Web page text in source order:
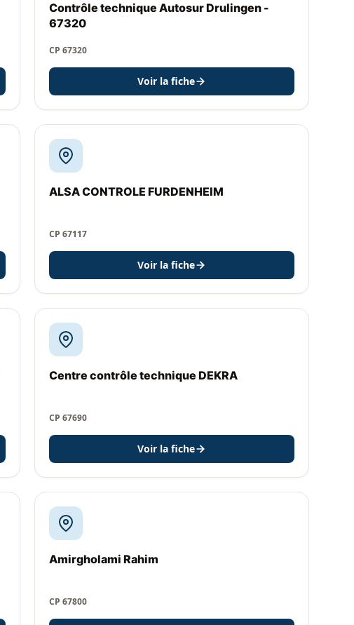
Contrôle technique Autosur Drulingen -
67320
CP 67320
Voir la fiche
ALSA CONTROLE FURDENHEIM
CP 67117
Voir la fiche
Centre contrôle technique DEKRA
CP 67690
Voir la fiche
Amirgholami Rahim
CP 67800